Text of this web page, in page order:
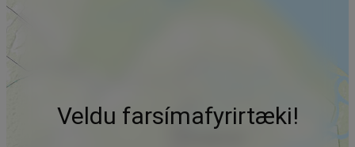
Veldu farsímafyrirtæki!